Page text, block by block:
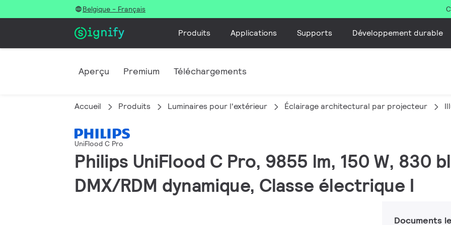
Belgique - Français
Produits Applications Supports Développement durable
Aperçu Premium Téléchargements
Accueil Produits Luminaires pour l'extérieur Éclairage architectural par projecteur
UniFlood C Pro
Philips UniFlood C Pro, 9855 lm, 150 W, 830
DMX/RDM dynamique, Classe électrique I
Documents